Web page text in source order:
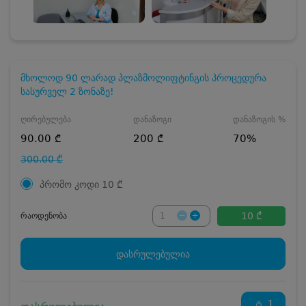
მხოლოდ 90 ლარად პლაზმოლიფტინგის პროცედურა
სასურველ 2 ზონაზე!
ღირებულება
90.00 ₾
300.00 ₾
დანაზოგი
200 ₾
დანაზოგის %
70%
პრომო კოდი 10 ₾
რაოდენობა 10 ₾
დასრულებულია